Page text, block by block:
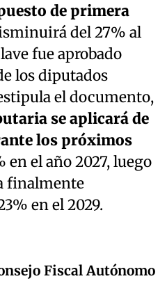
de primera
del 27% al
fue aprobado
los diputados
el documento,
se aplicará de
los próximos
en el año 2027, luego
finalmente
en el 2029.
Fiscal Autónomo